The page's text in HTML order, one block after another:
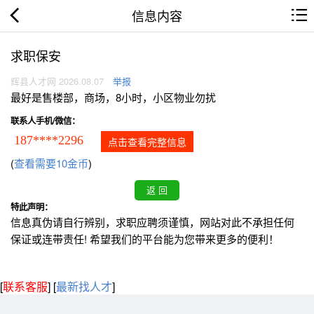
信息内容
求职保安
辉县人才网 2026.08.07 举报
最好是售楼部，商场，8小时，小区物业勿扰
联系人手机/微信：
187****2296 点击查看完整信息
(查看需要10金币)
特此声明：
信息真伪请自行辨别，求职应聘须谨慎，网站对此不承担任何
保证或连带责任! 希望我们的平台能为您带来更多的便利！
[联系客服] [最新找人才]